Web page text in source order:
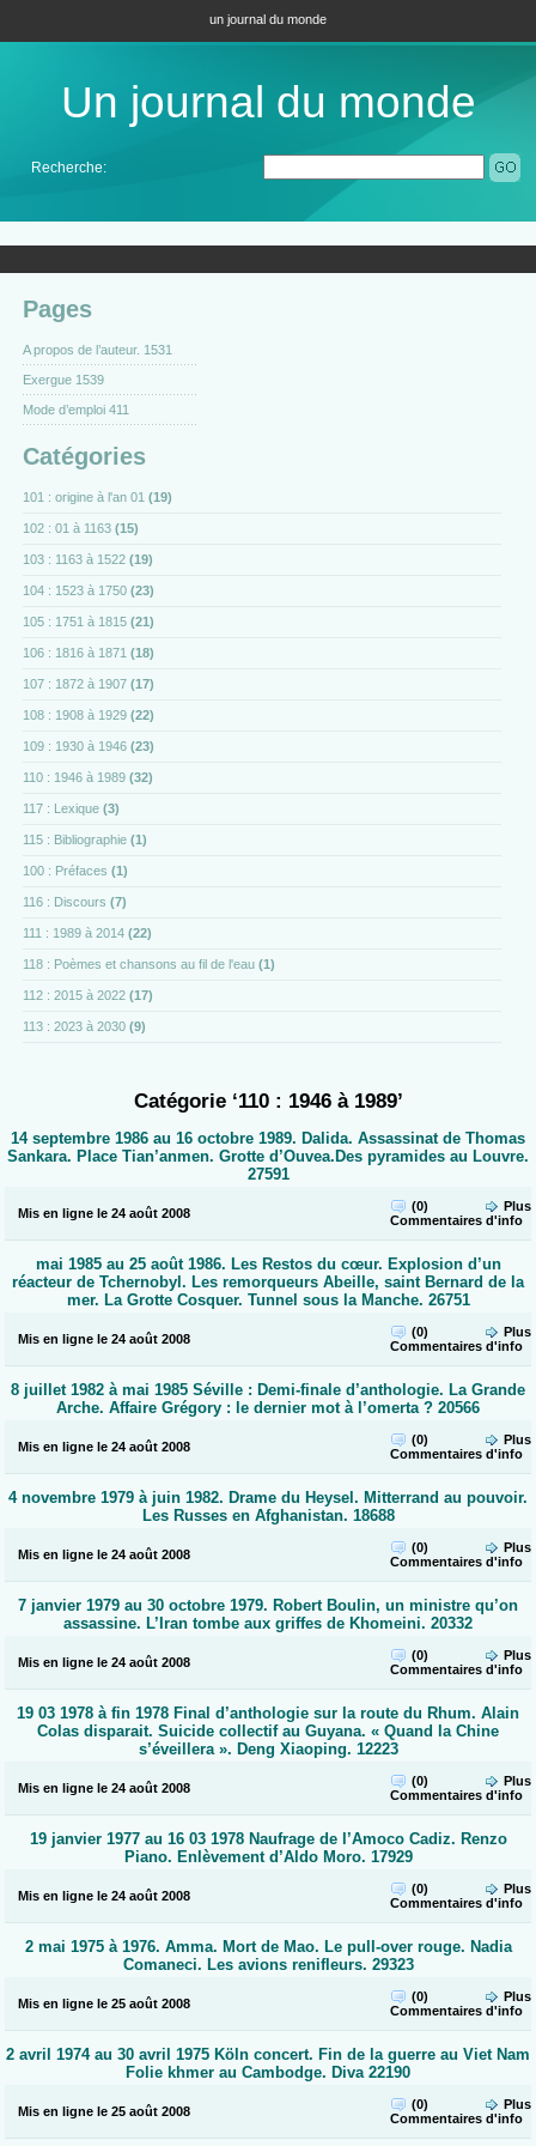
un journal du monde
Un journal du monde
Recherche:
Pages
A propos de l’auteur. 1531
Exergue 1539
Mode d’emploi 411
Catégories
101 : origine à l'an 01 (19)
102 : 01 à 1163 (15)
103 : 1163 à 1522 (19)
104 : 1523 à 1750 (23)
105 : 1751 à 1815 (21)
106 : 1816 à 1871 (18)
107 : 1872 à 1907 (17)
108 : 1908 à 1929 (22)
109 : 1930 à 1946 (23)
110 : 1946 à 1989 (32)
117 : Lexique (3)
115 : Bibliographie (1)
100 : Préfaces (1)
116 : Discours (7)
111 : 1989 à 2014 (22)
118 : Poèmes et chansons au fil de l'eau (1)
112 : 2015 à 2022 (17)
113 : 2023 à 2030 (9)
Catégorie ‘110 : 1946 à 1989’
14 septembre 1986 au 16 octobre 1989. Dalida. Assassinat de Thomas
Sankara. Place Tian’anmen. Grotte d’Ouvea.Des pyramides au Louvre.
27591
Mis en ligne le 24 août 2008
(0)
Commentaires
Plus
d'info
mai 1985 au 25 août 1986. Les Restos du cœur. Explosion d’un
réacteur de Tchernobyl. Les remorqueurs Abeille, saint Bernard de la
mer. La Grotte Cosquer. Tunnel sous la Manche. 26751
Mis en ligne le 24 août 2008
(0)
Commentaires
Plus
d'info
8 juillet 1982 à mai 1985 Séville : Demi-finale d’anthologie. La Grande
Arche. Affaire Grégory : le dernier mot à l’omerta ? 20566
Mis en ligne le 24 août 2008
(0)
Commentaires
Plus
d'info
4 novembre 1979 à juin 1982. Drame du Heysel. Mitterrand au pouvoir.
Les Russes en Afghanistan. 18688
Mis en ligne le 24 août 2008
(0)
Commentaires
Plus
d'info
7 janvier 1979 au 30 octobre 1979. Robert Boulin, un ministre qu’on
assassine. L’Iran tombe aux griffes de Khomeini. 20332
Mis en ligne le 24 août 2008
(0)
Commentaires
Plus
d'info
19 03 1978 à fin 1978 Final d’anthologie sur la route du Rhum. Alain
Colas disparait. Suicide collectif au Guyana. « Quand la Chine
s’éveillera ». Deng Xiaoping. 12223
Mis en ligne le 24 août 2008
(0)
Commentaires
Plus
d'info
19 janvier 1977 au 16 03 1978 Naufrage de l’Amoco Cadiz. Renzo
Piano. Enlèvement d’Aldo Moro. 17929
Mis en ligne le 24 août 2008
(0)
Commentaires
Plus
d'info
2 mai 1975 à 1976. Amma. Mort de Mao. Le pull-over rouge. Nadia
Comaneci. Les avions renifleurs. 29323
Mis en ligne le 25 août 2008
(0)
Commentaires
Plus
d'info
2 avril 1974 au 30 avril 1975 Köln concert. Fin de la guerre au Viet Nam
Folie khmer au Cambodge. Diva 22190
Mis en ligne le 25 août 2008
(0)
Commentaires
Plus
d'info